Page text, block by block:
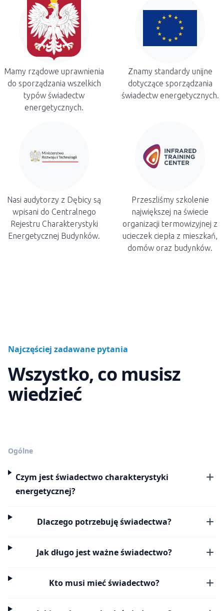
Mamy rządowe uprawnienia
do sporządzania wszelkich
typów świadectw
energetycznych.
Znamy standardy unijne
dotyczące sporządzania
świadectw energetycznych.
Nasi audytorzy z Dębicy są
wpisani do Centralnego
Rejestru Charakterystyki
Energetycznej Budynków.
Przeszliśmy szkolenie
największej na świecie
organizacji termowizyjnej z
ucieczek ciepła z mieszkań,
domów oraz budynków.
Najczęściej zadawane pytania
Wszystko, co musisz
wiedzieć
Ogólne
Czym jest świadectwo charakterystyki
energetycznej?
Dlaczego potrzebuję świadectwa?
Jak długo jest ważne świadectwo?
Kto musi mieć świadectwo?